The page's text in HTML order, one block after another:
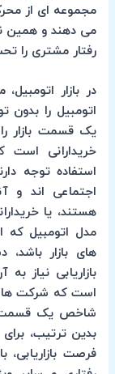
مجموعه ای از
می دهند و همین
رفتار مشتری را
در بازار
اتومبیل را
یک قسمت بازار
خریدارانی
استفاده توجه
اجتماعی اند و
هستند، یا
مدل اتومبیل که
های بازار
بازاریابی نیاز
است که شرکت ها
شاخص یک قسمت
بدین ترتیب،
فرصت